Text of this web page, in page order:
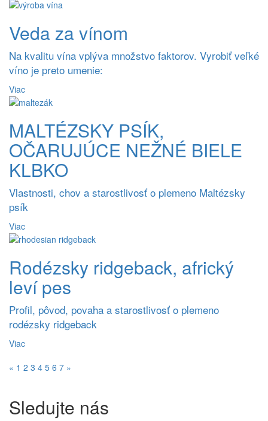
Veda za vínom
Na kvalitu vína vplýva množstvo faktorov. Vyrobiť veľké
víno je preto umenie:
Viac
MALTÉZSKY PSÍK,
OČARUJÚCE NEŽNÉ BIELE
KLBKO
Vlastnosti, chov a starostlivosť o plemeno Maltézsky
psík
Viac
Rodézsky ridgeback, africký
leví pes
Profil, pôvod, povaha a starostlivosť o plemeno
rodézsky ridgeback
Viac
« 1 2 3 4 5 6 7 »
Sledujte nás